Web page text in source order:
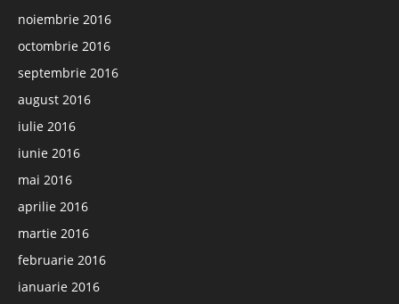
noiembrie 2016
octombrie 2016
septembrie 2016
august 2016
iulie 2016
iunie 2016
mai 2016
aprilie 2016
martie 2016
februarie 2016
ianuarie 2016